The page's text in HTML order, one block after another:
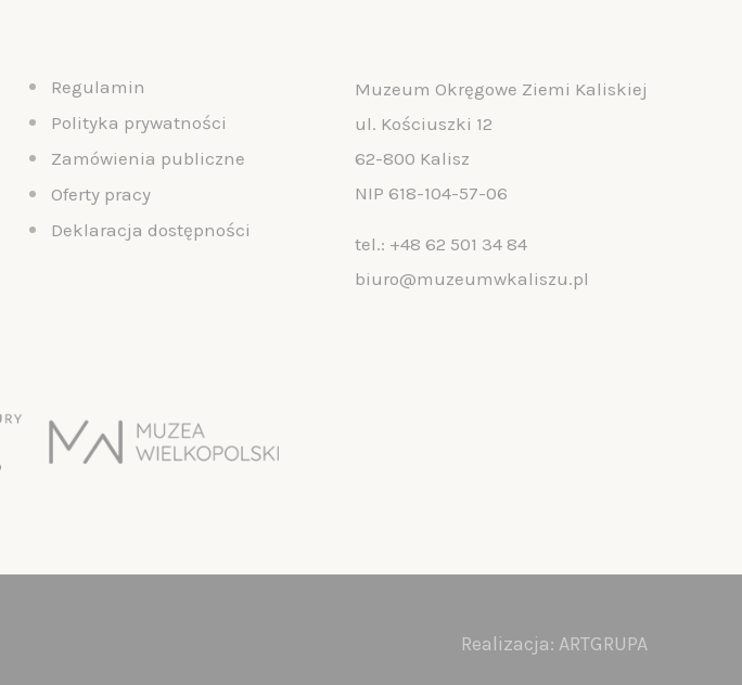
Regulamin
Polityka prywatności
Zamówienia publiczne
Oferty pracy
Deklaracja dostępności
Muzeum Okręgowe Ziemi Kaliskiej
ul. Kościuszki 12
62-800 Kalisz
NIP 618-104-57-06
tel.: +48 62 501 34 84
biuro@muzeumwkaliszu.pl
Realizacja: ARTGRUPA